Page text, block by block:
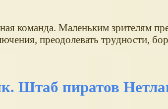
команда. Маленьким зрителям
преодолевать трудности,
Штаб пиратов